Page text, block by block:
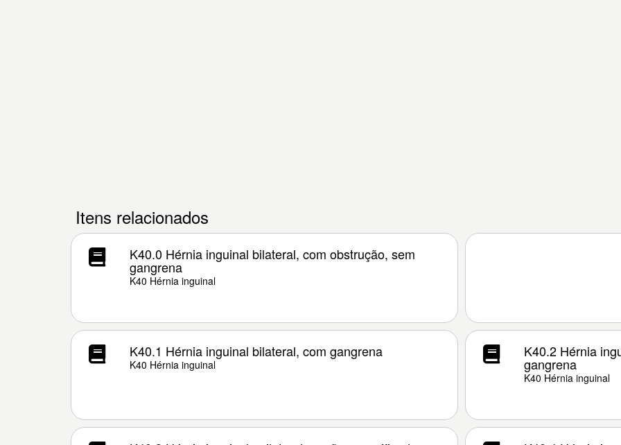
Itens relacionados
K40.0 Hérnia inguinal bilateral, com obstrução, sem
gangrena
K40 Hérnia inguinal
K40.1 Hérnia inguinal bilateral, com gangrena
K40 Hérnia inguinal
K40.2 Hérnia
gangrena
K40 Hérnia inguinal